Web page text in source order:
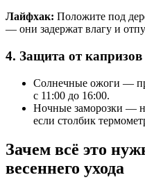
Лайфхак: Положите под
— они задержат влагу и
4. Защита от
Солнечные ожоги —
с 11:00 до 16:00.
Ночные заморозки —
если столбик
Зачем всё это
весеннего ухода